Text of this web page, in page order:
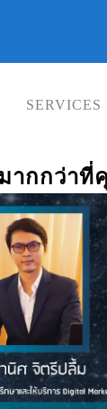
SERVICES
ากกว่า